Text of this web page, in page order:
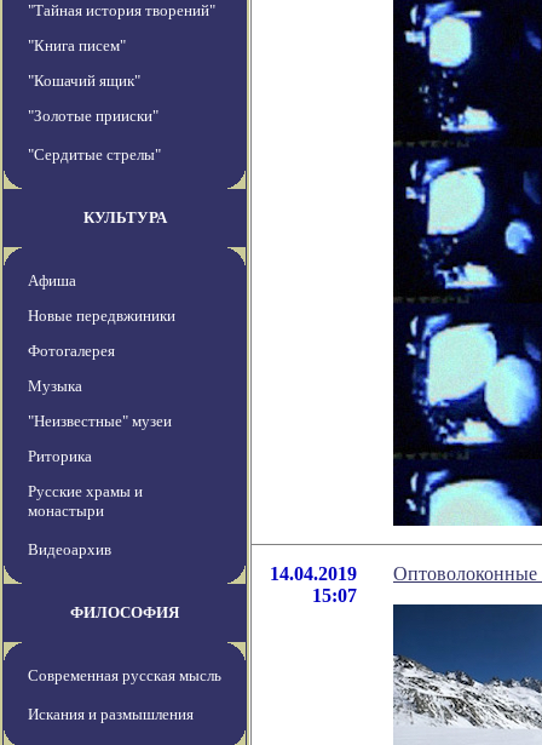
"Тайная история творений"
"Книга писем"
"Кошачий ящик"
"Золотые прииски"
"Сердитые стрелы"
КУЛЬТУРА
Афиша
Новые передвжиники
Фотогалерея
Музыка
"Неизвестные" музеи
Риторика
Русские храмы и
монастыри
Видеоархив
ФИЛОСОФИЯ
Современная русская мысль
Искания и размышления
14.04.2019
15:07
Оптоволоконные